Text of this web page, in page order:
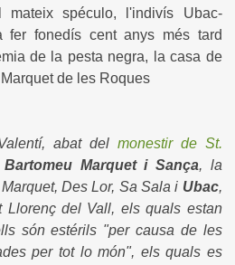
spéculo, l'indivís Ubac-
fer fonedís cent anys més tard
de la pesta negra, la casa de
de les Roques
abat del monestir de St.
Bartomeu Marquet i Sança, la
Des Lor, Sa Sala i Ubac,
Llorenç del Vall, els quals estan
són estérils "per causa de les
per tot lo món", els quals es